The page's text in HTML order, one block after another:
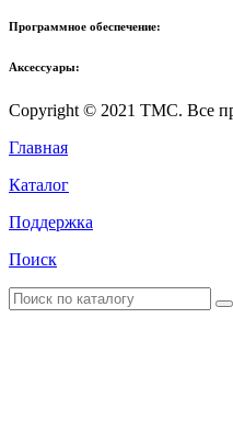
Программное обеспечение:
Аксессуары:
Copyright © 2021 TMC. Все
Главная
Каталог
Поддержка
Поиск